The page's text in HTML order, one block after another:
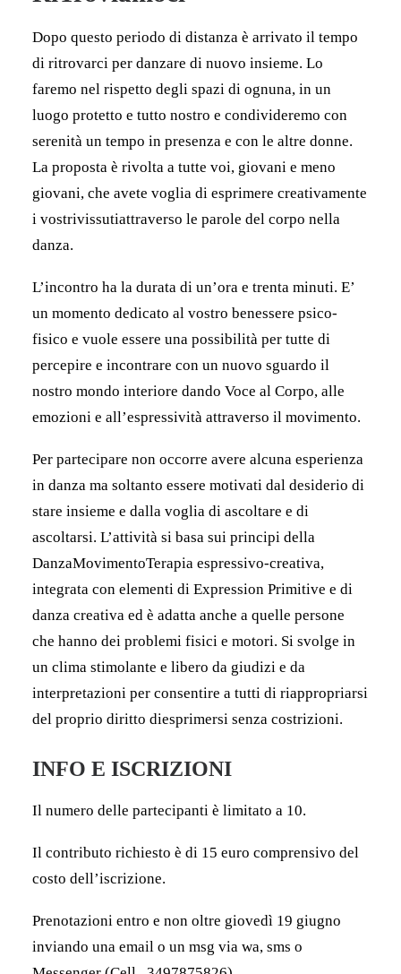
Dopo questo periodo di distanza è arrivato il tempo
di ritrovarci per danzare di nuovo insieme. Lo
faremo nel rispetto degli spazi di ognuna, in un
luogo protetto e tutto nostro e condivideremo con
serenità un tempo in presenza e con le altre donne.
La proposta è rivolta a tutte voi, giovani e meno
giovani, che avete voglia di esprimere creativamente
i vostrivissutiattraverso le parole del corpo nella
danza.
L’incontro ha la durata di un’ora e trenta minuti. E’
un momento dedicato al vostro benessere psico-
fisico e vuole essere una possibilità per tutte di
percepire e incontrare con un nuovo sguardo il
nostro mondo interiore dando Voce al Corpo, alle
emozioni e all’espressività attraverso il movimento.
Per partecipare non occorre avere alcuna esperienza
in danza ma soltanto essere motivati dal desiderio di
stare insieme e dalla voglia di ascoltare e di
ascoltarsi. L’attività si basa sui principi della
DanzaMovimentoTerapia espressivo-creativa,
integrata con elementi di Expression Primitive e di
danza creativa ed è adatta anche a quelle persone
che hanno dei problemi fisici e motori. Si svolge in
un clima stimolante e libero da giudizi e da
interpretazioni per consentire a tutti di riappropriarsi
del proprio diritto diesprimersi senza costrizioni.
INFO E ISCRIZIONI
Il numero delle partecipanti è limitato a 10.
Il contributo richiesto è di 15 euro comprensivo del
costo dell’iscrizione.
Prenotazioni entro e non oltre giovedì 19 giugno
inviando una email o un msg via wa, sms o